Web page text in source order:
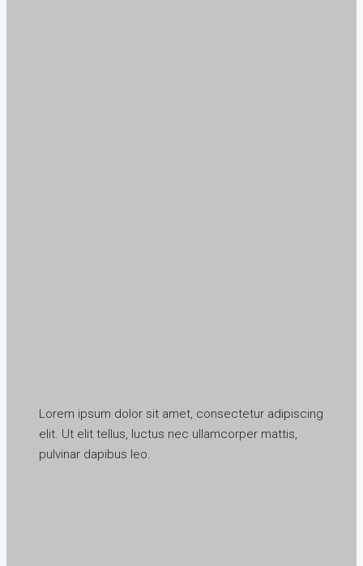
Lorem ipsum dolor sit amet, consectetur adipiscing
elit. Ut elit tellus, luctus nec ullamcorper mattis,
pulvinar dapibus leo.